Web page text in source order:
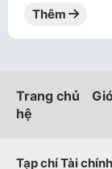
Thêm
Trang chủ
hệ
Tạp chí Tài